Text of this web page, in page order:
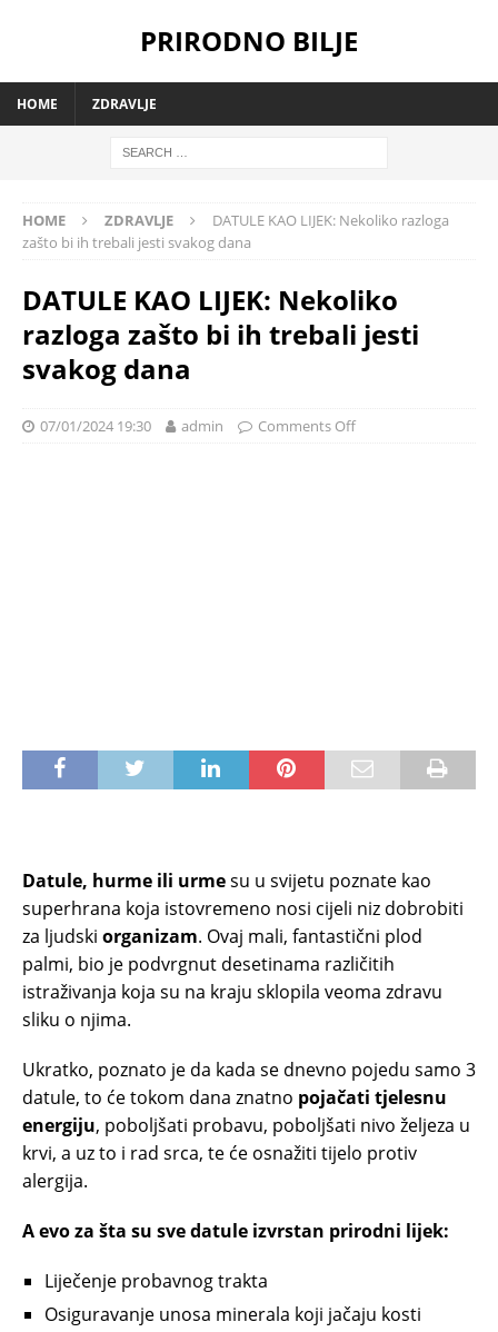
PRIRODNO BILJE
HOME ZDRAVLJE
HOME ZDRAVLJE
DATULE KAO LIJEK: Nekoliko razloga
zašto bi ih trebali jesti svakog dana
DATULE KAO LIJEK: Nekoliko
razloga zašto bi ih trebali jesti
svakog dana
07/01/2024 19:30 admin Comments Off
Datule, hurme ili urmesu u svijetu poznate kao
superhrana koja istovremeno nosi cijeli niz dobrobiti
za ljudski organizam. Ovaj mali, fantastični plod
palmi, bio je podvrgnut desetinama različitih
istraživanja koja su na kraju sklopila veoma zdravu
sliku o njima.
Ukratko, poznato je da kada se dnevno pojedu samo 3
datule, to će tokom dana znatno pojačati tjelesnu
energiju, poboljšati probavu, poboljšati nivo željeza u
krvi, a uz to i rad srca, te će osnažiti tijelo protiv
alergija.
A evo za šta su sve datule izvrstan prirodni lijek:
Liječenje probavnog trakta
Osiguravanje unosa minerala koji jačaju kosti